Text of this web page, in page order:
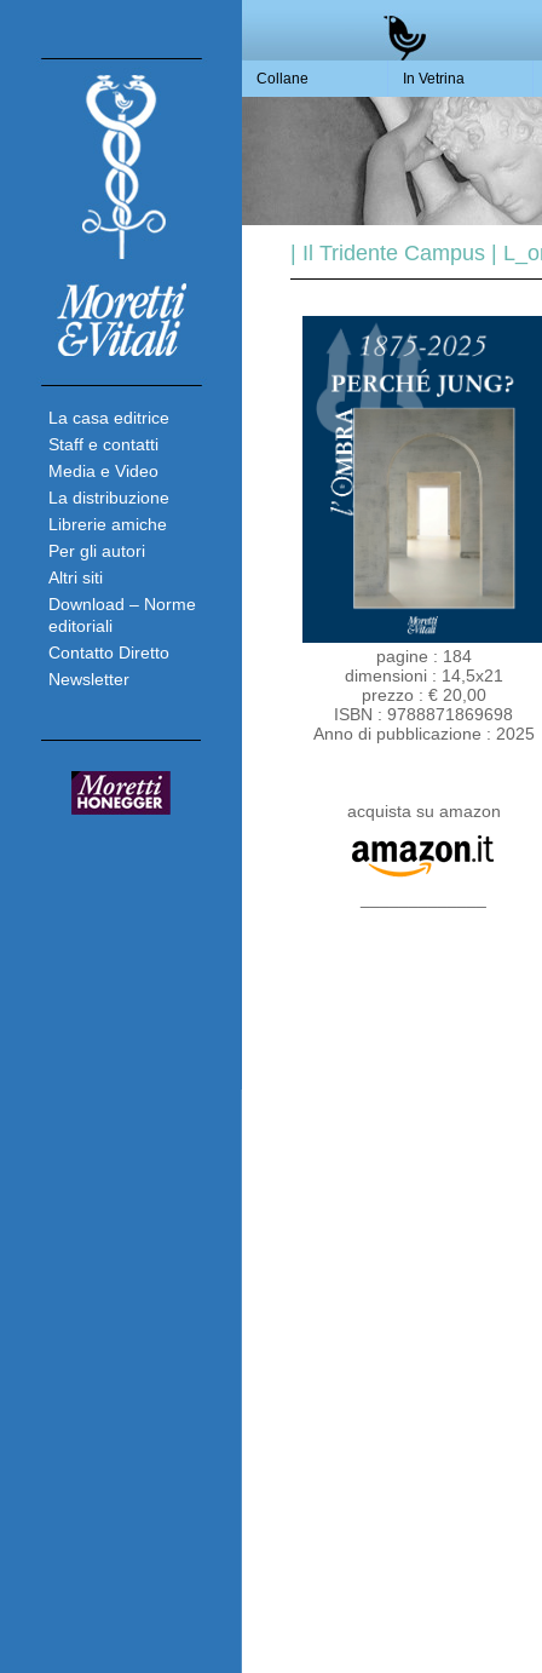
La casa editrice
Staff e contatti
Media e Video
La distribuzione
Librerie amiche
Per gli autori
Altri siti
Download – Norme
editoriali
Contatto Diretto
Newsletter
Collane In Vetrina
| Il Tridente Campus |
pagine : 184
dimensioni : 14,5x21
prezzo : € 20,00
ISBN : 9788871869698
Anno di pubblicazione : 2025
acquista su amazon